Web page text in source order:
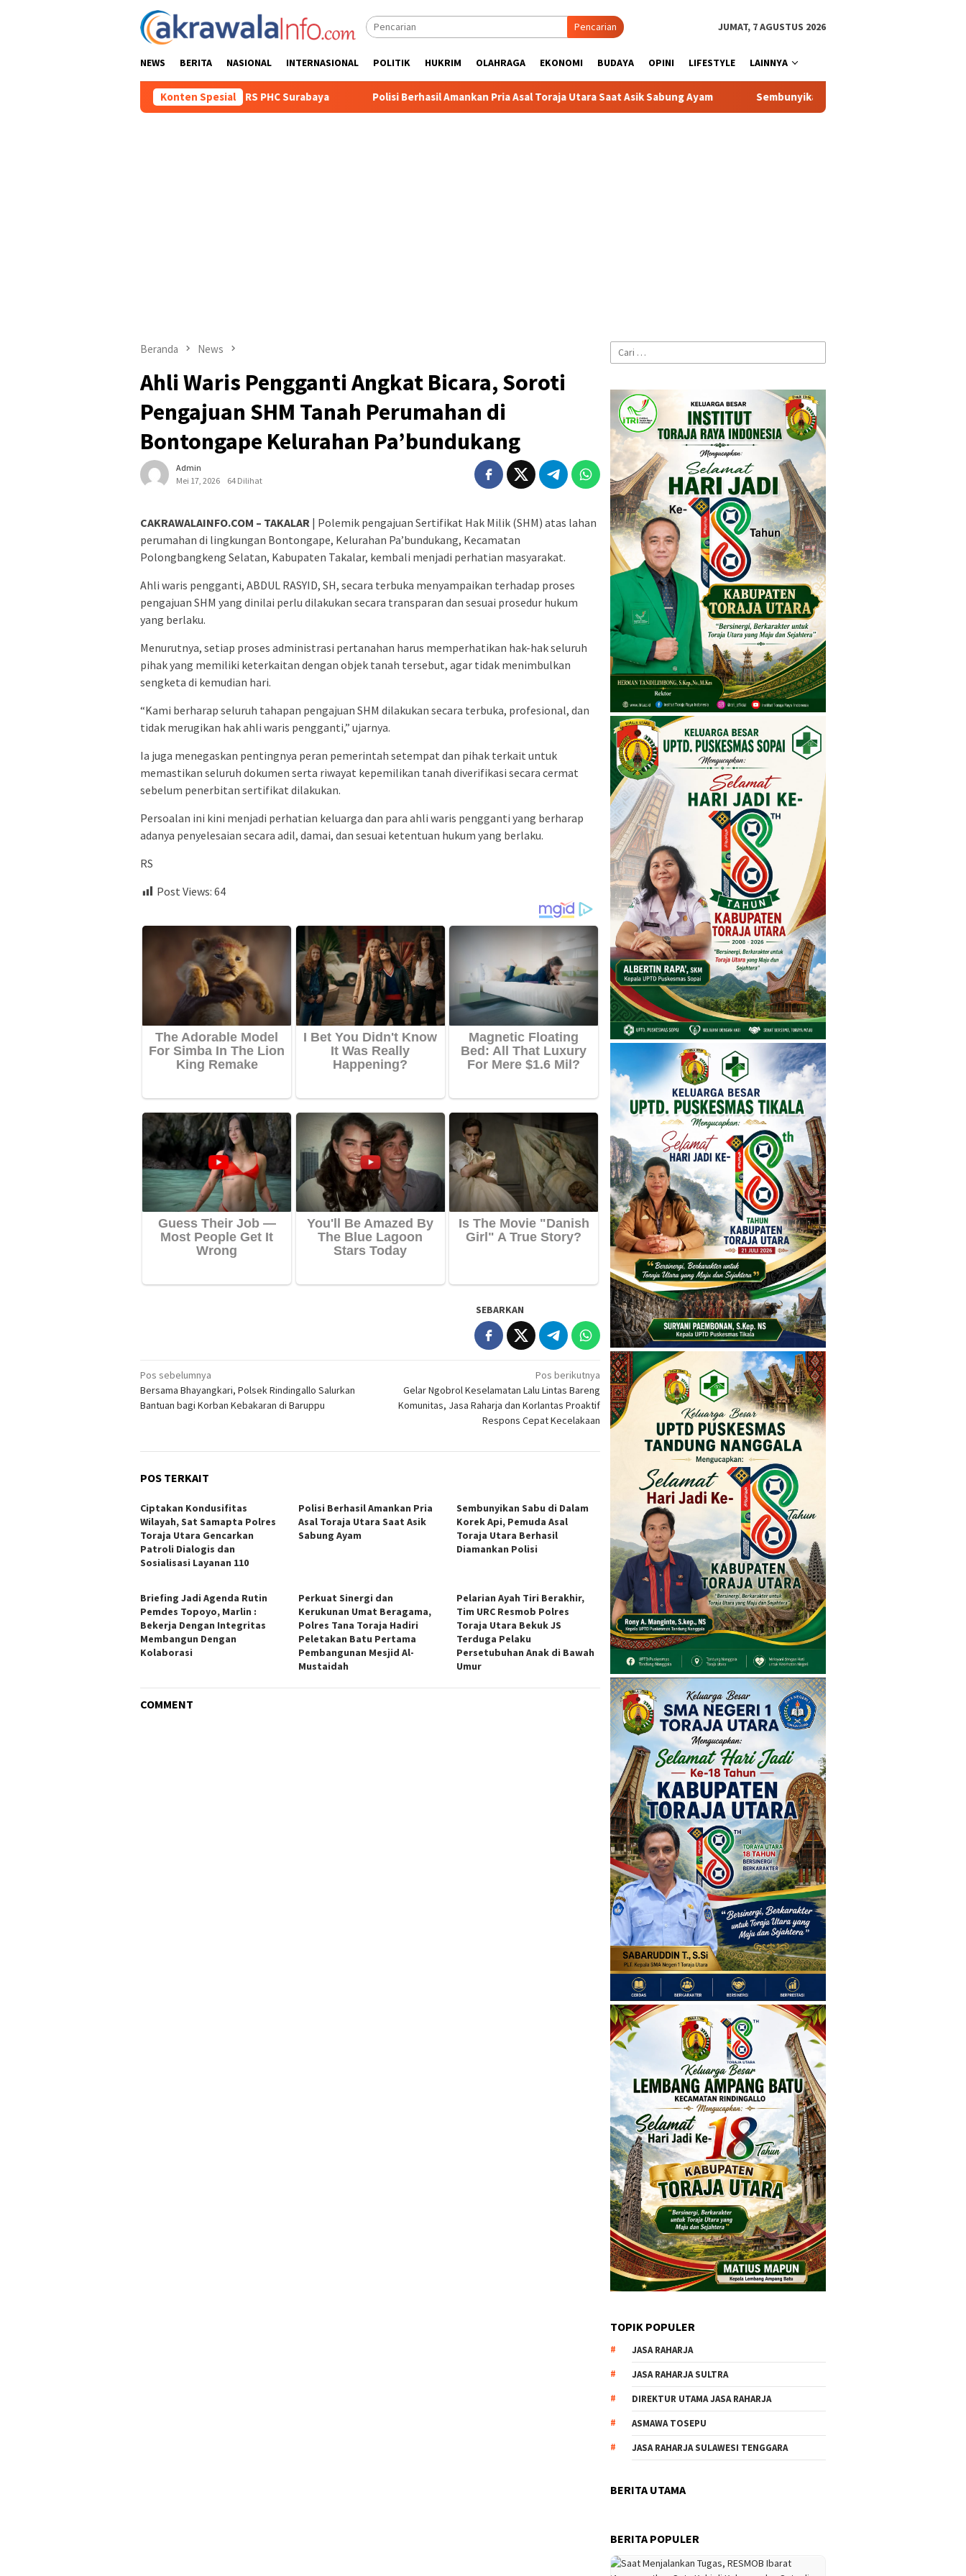
Pencarian JUMAT, 7 AGUSTUS 2026
NEWS BERITA NASIONAL INTERNASIONAL POLITIK HUKRIM OLAHRAGA EKONOMI BUDAYA OPINI LIFESTYLE LAINNYA
Konten Spesial
Mutiara Sentosa II di RS PHC Surabaya Polisi Berhasil Amankan Pria Asal Toraja Utara Saat Asik Sabung Ayam Sembunyikan Sabu di Dalam Korek Api, Pemuda Asal Toraja
Beranda News
Ahli Waris Pengganti Angkat Bicara, Soroti
Pengajuan SHM Tanah Perumahan di
Bontongape Kelurahan Pa’bundukang
Admin
Mei 17, 2026
64 Dilihat
CAKRAWALAINFO.COM – TAKALAR | Polemik pengajuan Sertifikat Hak Milik (SHM) atas lahan
perumahan di lingkungan Bontongape, Kelurahan Pa’bundukang, Kecamatan
Polongbangkeng Selatan, Kabupaten Takalar, kembali menjadi perhatian masyarakat.
Ahli waris pengganti, ABDUL RASYID, SH, secara terbuka menyampaikan terhadap proses
pengajuan SHM yang dinilai perlu dilakukan secara transparan dan sesuai prosedur hukum
yang berlaku.
Menurutnya, setiap proses administrasi pertanahan harus memperhatikan hak-hak seluruh
pihak yang memiliki keterkaitan dengan objek tanah tersebut, agar tidak menimbulkan
sengketa di kemudian hari.
“Kami berharap seluruh tahapan pengajuan SHM dilakukan secara terbuka, profesional, dan
tidak merugikan hak ahli waris pengganti,” ujarnya.
Ia juga menegaskan pentingnya peran pemerintah setempat dan pihak terkait untuk
memastikan seluruh dokumen serta riwayat kepemilikan tanah diverifikasi secara cermat
sebelum penerbitan sertifikat dilakukan.
Persoalan ini kini menjadi perhatian keluarga dan para ahli waris pengganti yang berharap
adanya penyelesaian secara adil, damai, dan sesuai ketentuan hukum yang berlaku.
RS
Post Views: 64
SEBARKAN
Navigasi
pos
Pos sebelumnya
Bersama Bhayangkari, Polsek Rindingallo Salurkan
Bantuan bagi Korban Kebakaran di Baruppu
Pos berikutnya
Gelar Ngobrol Keselamatan Lalu Lintas Bareng
Komunitas, Jasa Raharja dan Korlantas Proaktif
Respons Cepat Kecelakaan
POS TERKAIT
Ciptakan Kondusifitas
Wilayah, Sat Samapta Polres
Toraja Utara Gencarkan
Patroli Dialogis dan
Sosialisasi Layanan 110
Polisi Berhasil Amankan Pria
Asal Toraja Utara Saat Asik
Sabung Ayam
Sembunyikan Sabu di Dalam
Korek Api, Pemuda Asal
Toraja Utara Berhasil
Diamankan Polisi
Briefing Jadi Agenda Rutin
Pemdes Topoyo, Marlin :
Bekerja Dengan Integritas
Membangun Dengan
Kolaborasi
Perkuat Sinergi dan
Kerukunan Umat Beragama,
Polres Tana Toraja Hadiri
Peletakan Batu Pertama
Pembangunan Mesjid Al-
Mustaidah
Pelarian Ayah Tiri Berakhir,
Tim URC Resmob Polres
Toraja Utara Bekuk JS
Terduga Pelaku
Persetubuhan Anak di Bawah
Umur
COMMENT
Cari
untuk:
TOPIK POPULER
JASA RAHARJA
JASA RAHARJA SULTRA
DIREKTUR UTAMA JASA RAHARJA
ASMAWA TOSEPU
JASA RAHARJA SULAWESI TENGGARA
BERITA UTAMA
BERITA POPULER